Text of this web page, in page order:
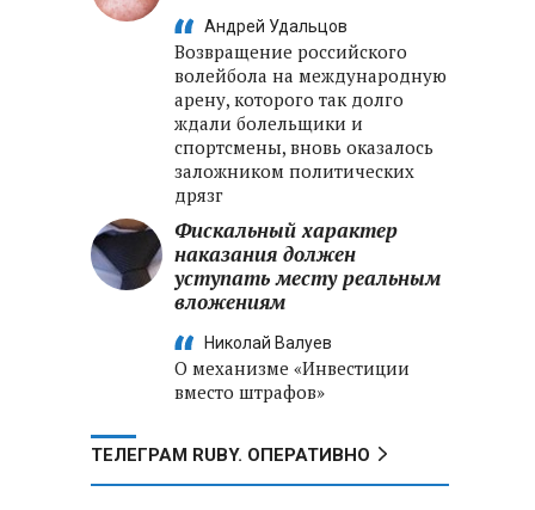
Андрей Удальцов
Возвращение российского
волейбола на международную
арену, которого так долго
ждали болельщики и
спортсмены, вновь оказалось
заложником политических
дрязг
Фискальный характер
наказания должен
уступать месту реальным
вложениям
Николай Валуев
О механизме «Инвестиции
вместо штрафов»
ТЕЛЕГРАМ RUBY. ОПЕРАТИВНО